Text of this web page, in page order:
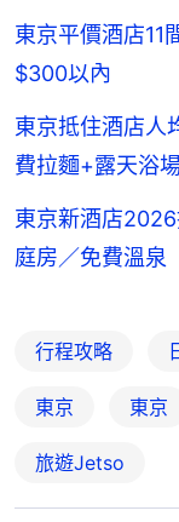
東京平價酒店11
$300以內
東京抵住酒店人
費拉麵+露天浴
東京新酒店
庭房／免費溫泉
行程攻略
東京 東京
旅遊Jetso